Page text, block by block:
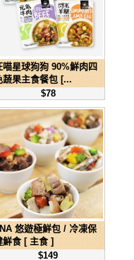
喵星球狗狗 90%鮮肉四
蔬果主食餐包 [...
$78
悠遊極鮮包 / 冷凍保
鮮食 [ 主食 ]
$149